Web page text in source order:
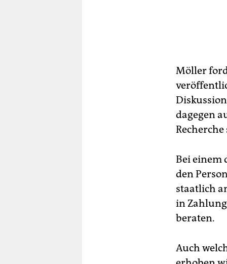
Möller
dagegen
Bei einem
den
staatlich
in
beraten.
Auch